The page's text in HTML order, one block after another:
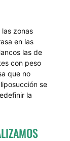
zonas
en las
las de
con peso
que no
se
la